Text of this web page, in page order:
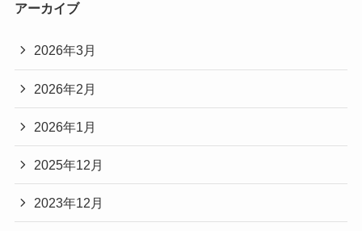
アーカイブ
2026年3月
2026年2月
2026年1月
2025年12月
2023年12月